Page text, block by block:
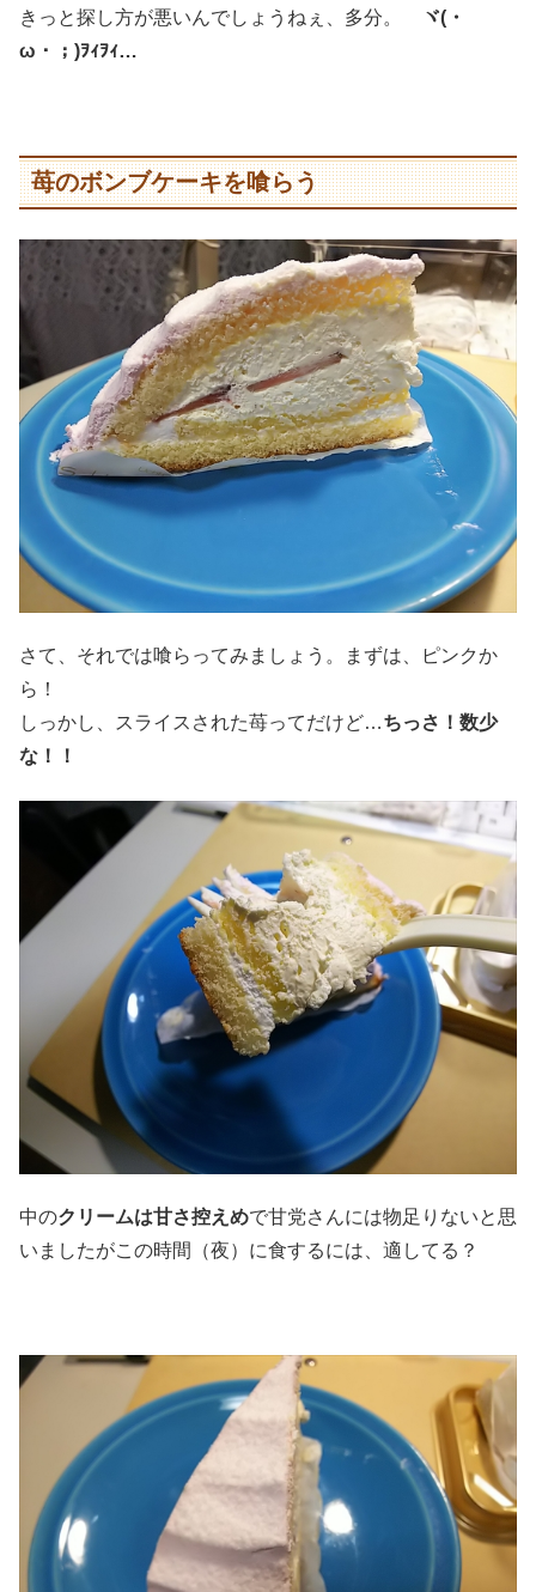
きっと探し方が悪いんでしょうねぇ、多分。
ヾ(・
ω・；)ｦｨｦｨ…
苺のボンブケーキを喰らう
さて、それでは喰らってみましょう。まずは、ピンクか
ら！
しっかし、スライスされた苺ってだけど…ちっさ！数少
な！！
中のクリームは甘さ控えめで甘党さんには物足りないと思
いましたがこの時間（夜）に食するには、適してる？